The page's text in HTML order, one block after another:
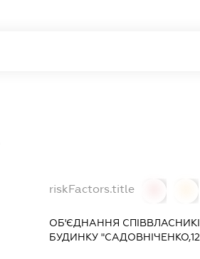
riskFactors.title
ОБ'ЄДНАННЯ
БУДИНКУ